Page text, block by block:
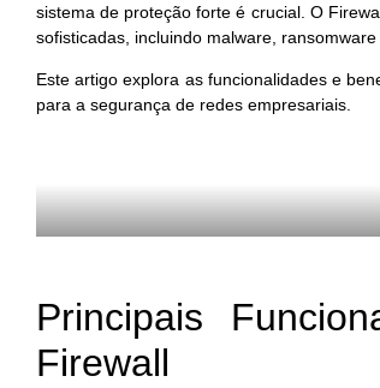
sistema de proteção forte é crucial. O
sofisticadas, incluindo malware,
Este artigo explora as funcionalidades e
para a segurança de redes empresariais.
Principais
Firewall